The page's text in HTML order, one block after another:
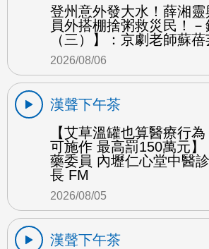
登州意外發大水！薛湘
員外搭棚捨粥救災民！
（三）】：京劇老師蘇
2026/08/06
漢聲下午茶
【艾草溫罐也算醫療行
可施作 最高罰150萬元】
藥委員 內壢仁心堂中醫
長 FM
2026/08/05
漢聲下午茶